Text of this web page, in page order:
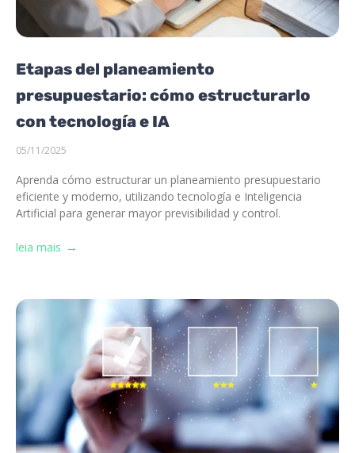
Etapas del planeamiento
presupuestario: cómo estructurarlo
con tecnología e IA
05/11/2025
Aprenda cómo estructurar un planeamiento presupuestario
eficiente y moderno, utilizando tecnología e Inteligencia
Artificial para generar mayor previsibilidad y control.
leia mais